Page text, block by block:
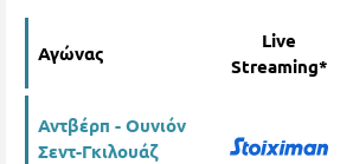
Αγώνας
Live
Streaming*
Αντβέρπ - Ουνιόν
Σεντ-Γκιλουάζ